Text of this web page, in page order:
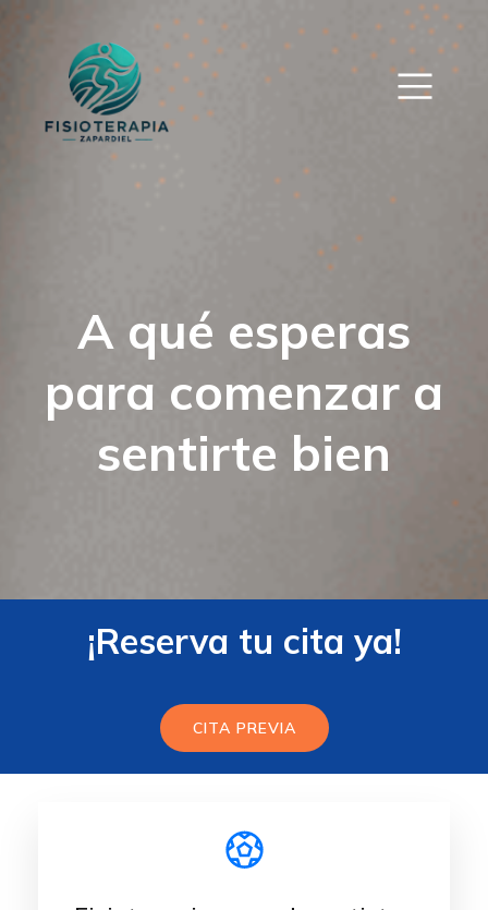
A qué esperas
para comenzar a
sentirte bien
¡Reserva tu cita ya!
CITA PREVIA